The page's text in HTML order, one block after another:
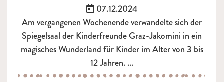
Veröffentlicht am:
07.12.2024
Am vergangenen Wochenende verwandelte sich der
Spiegelsaal der Kinderfreunde Graz-Jakomini in ein
magisches Wunderland für Kinder im Alter von 3 bis
12 Jahren. ...